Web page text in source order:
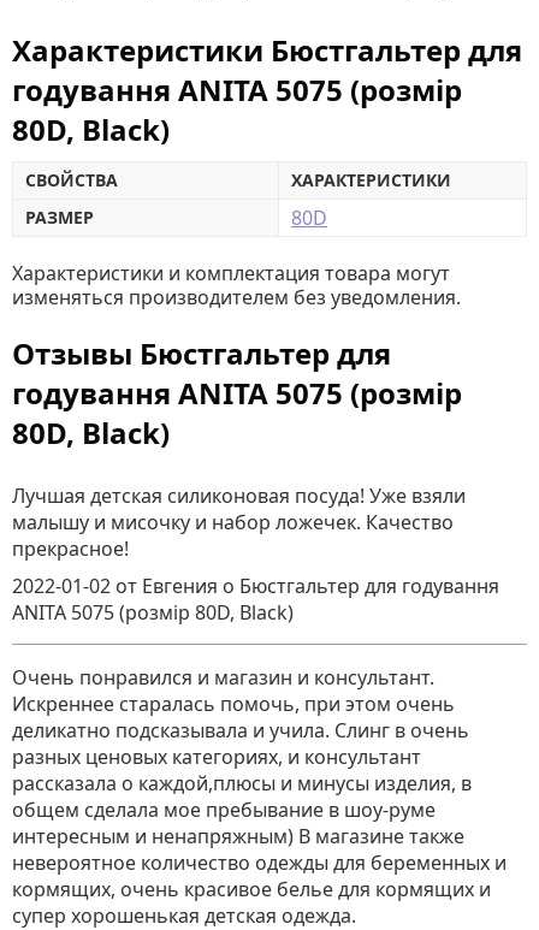
Характеристики Бюстгальтер для
годування ANITA 5075 (розмір
80D, Black)
СВОЙСТВА
ХАРАКТЕРИСТИКИ
РАЗМЕР
80D
Характеристики и комплектация товара могут
изменяться производителем без уведомления.
Отзывы Бюстгальтер для
годування ANITA 5075 (розмір
80D, Black)
Лучшая детская силиконовая посуда! Уже взяли
малышу и мисочку и набор ложечек. Качество
прекрасное!
2022-01-02 от Евгения о Бюстгальтер для годування
ANITA 5075 (розмір 80D, Black)
Очень понравился и магазин и консультант.
Искреннее старалась помочь, при этом очень
деликатно подсказывала и учила. Слинг в очень
разных ценовых категориях, и консультант
рассказала о каждой,плюсы и минусы изделия, в
общем сделала мое пребывание в шоу-руме
интересным и ненапряжным) В магазине также
невероятное количество одежды для беременных и
кормящих, очень красивое белье для кормящих и
супер хорошенькая детская одежда.